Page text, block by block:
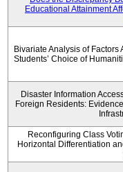
Educational Attainment
Bivariate Analysis of
Students’ Choice of
Disaster Information
Foreign Residents:
Reconfiguring Class
Horizontal Differentiation